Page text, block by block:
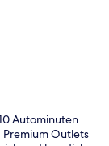
Autominuten
Outlets